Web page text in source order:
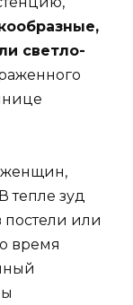
светло-
женщин,
тепле зуд
постели или
время